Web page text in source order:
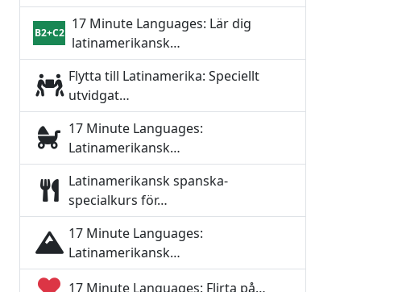
B2+C2
17 Minute Languages: Lär dig
latinamerikansk…
Flytta till Latinamerika: Speciellt
utvidgat…
17 Minute Languages:
Latinamerikansk…
Latinamerikansk spanska-
specialkurs för…
17 Minute Languages:
Latinamerikansk…
17 Minute Languages: Flirta på…